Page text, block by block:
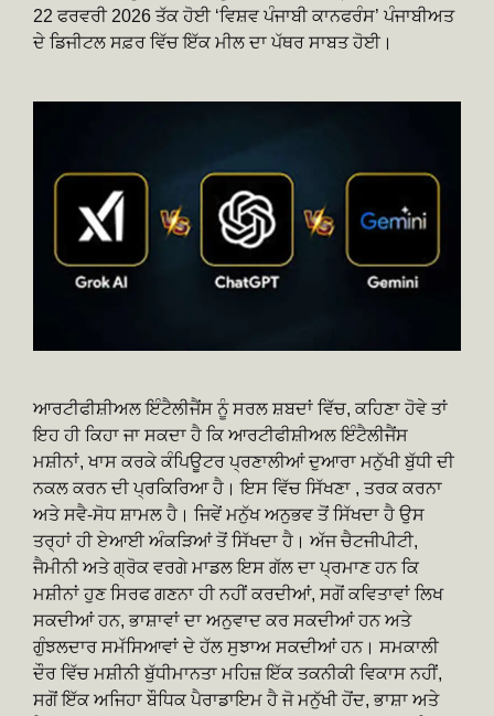
22 ਫਰਵਰੀ 2026 ਤੱਕ ਹੋਈ ‘ਵਿਸ਼ਵ ਪੰਜਾਬੀ ਕਾਨਫਰੰਸ’ ਪੰਜਾਬੀਅਤ
ਦੇ ਡਿਜੀਟਲ ਸਫ਼ਰ ਵਿੱਚ ਇੱਕ ਮੀਲ ਦਾ ਪੱਥਰ ਸਾਬਤ ਹੋਈ।
ਆਰਟੀਫੀਸ਼ੀਅਲ ਇੰਟੈਲੀਜੈਂਸ ਨੂੰ ਸਰਲ ਸ਼ਬਦਾਂ ਵਿੱਚ, ਕਹਿਣਾ ਹੋਵੇ ਤਾਂ
ਇਹ ਹੀ ਕਿਹਾ ਜਾ ਸਕਦਾ ਹੈ ਕਿ ਆਰਟੀਫੀਸ਼ੀਅਲ ਇੰਟੈਲੀਜੈਂਸ
ਮਸ਼ੀਨਾਂ, ਖਾਸ ਕਰਕੇ ਕੰਪਿਊਟਰ ਪ੍ਰਣਾਲੀਆਂ ਦੁਆਰਾ ਮਨੁੱਖੀ ਬੁੱਧੀ ਦੀ
ਨਕਲ ਕਰਨ ਦੀ ਪ੍ਰਕਿਰਿਆ ਹੈ। ਇਸ ਵਿੱਚ ਸਿੱਖਣਾ , ਤਰਕ ਕਰਨਾ
ਅਤੇ ਸਵੈ-ਸੋਧ ਸ਼ਾਮਲ ਹੈ। ਜਿਵੇਂ ਮਨੁੱਖ ਅਨੁਭਵ ਤੋਂ ਸਿੱਖਦਾ ਹੈ ਉਸ
ਤਰ੍ਹਾਂ ਹੀ ਏਆਈ ਅੰਕੜਿਆਂ ਤੋਂ ਸਿੱਖਦਾ ਹੈ। ਅੱਜ ਚੈਟਜੀਪੀਟੀ,
ਜੈਮੀਨੀ ਅਤੇ ਗ੍ਰੋਕ ਵਰਗੇ ਮਾਡਲ ਇਸ ਗੱਲ ਦਾ ਪ੍ਰਮਾਣ ਹਨ ਕਿ
ਮਸ਼ੀਨਾਂ ਹੁਣ ਸਿਰਫ ਗਣਨਾ ਹੀ ਨਹੀਂ ਕਰਦੀਆਂ, ਸਗੋਂ ਕਵਿਤਾਵਾਂ ਲਿਖ
ਸਕਦੀਆਂ ਹਨ, ਭਾਸ਼ਾਵਾਂ ਦਾ ਅਨੁਵਾਦ ਕਰ ਸਕਦੀਆਂ ਹਨ ਅਤੇ
ਗੁੰਝਲਦਾਰ ਸਮੱਸਿਆਵਾਂ ਦੇ ਹੱਲ ਸੁਝਾਅ ਸਕਦੀਆਂ ਹਨ। ਸਮਕਾਲੀ
ਦੌਰ ਵਿੱਚ ਮਸ਼ੀਨੀ ਬੁੱਧੀਮਾਨਤਾ ਮਹਿਜ਼ ਇੱਕ ਤਕਨੀਕੀ ਵਿਕਾਸ ਨਹੀਂ,
ਸਗੋਂ ਇੱਕ ਅਜਿਹਾ ਬੌਧਿਕ ਪੈਰਾਡਾਇਮ ਹੈ ਜੋ ਮਨੁੱਖੀ ਹੋਂਦ, ਭਾਸ਼ਾ ਅਤੇ